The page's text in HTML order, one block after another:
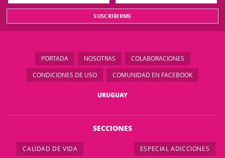
PORTADA NOSOTRAS COLABORACIONES
CONDICIONES DE USO COMUNIDAD EN FACEBOOK
URUGUAY
SECCIONES
CALIDAD DE VIDA ESPECIAL ADICCIONES